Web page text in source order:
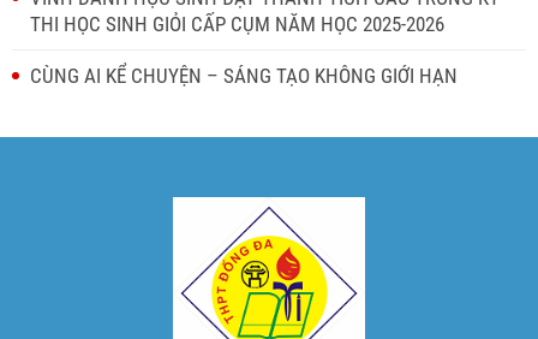
THI HỌC SINH GIỎI CẤP CỤM NĂM HỌC 2025-2026
CÙNG AI KỂ CHUYỆN – SÁNG TẠO KHÔNG GIỚI HẠN